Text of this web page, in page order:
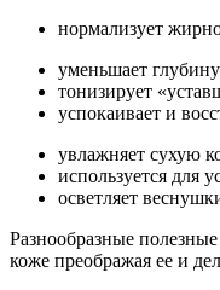
нормализует
уменьшает
тонизирует
успокаивает и
увлажняет сухую
используется для
осветляет
Разнообразные
коже преображая ее и